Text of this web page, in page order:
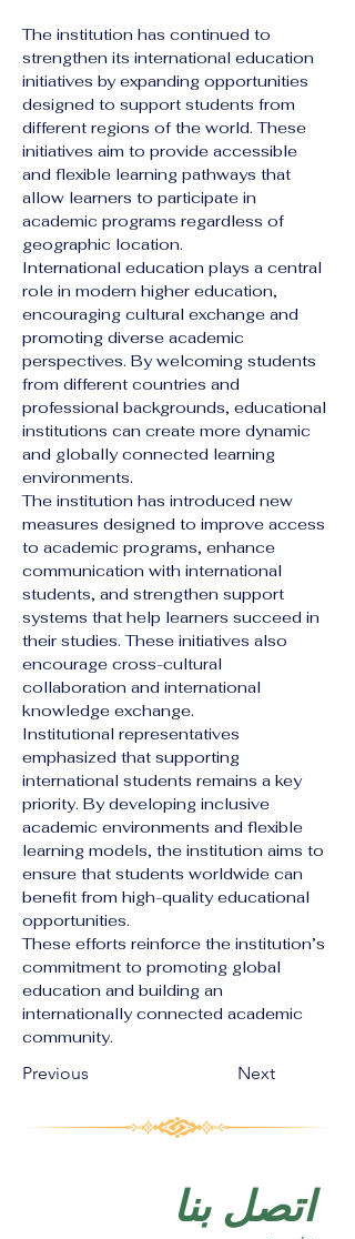
The institution has continued to
strengthen its international education
initiatives by expanding opportunities
designed to support students from
different regions of the world. These
initiatives aim to provide accessible
and flexible learning pathways that
allow learners to participate in
academic programs regardless of
geographic location.
International education plays a central
role in modern higher education,
encouraging cultural exchange and
promoting diverse academic
perspectives. By welcoming students
from different countries and
professional backgrounds, educational
institutions can create more dynamic
and globally connected learning
environments.
The institution has introduced new
measures designed to improve access
to academic programs, enhance
communication with international
students, and strengthen support
systems that help learners succeed in
their studies. These initiatives also
encourage cross-cultural
collaboration and international
knowledge exchange.
Institutional representatives
emphasized that supporting
international students remains a key
priority. By developing inclusive
academic environments and flexible
learning models, the institution aims to
ensure that students worldwide can
benefit from high-quality educational
opportunities.
These efforts reinforce the institution’s
commitment to promoting global
education and building an
internationally connected academic
community.
Previous Next
اتصل بنا